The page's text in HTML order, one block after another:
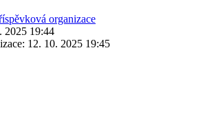
organizace
2025 19:44
12. 10. 2025 19:45